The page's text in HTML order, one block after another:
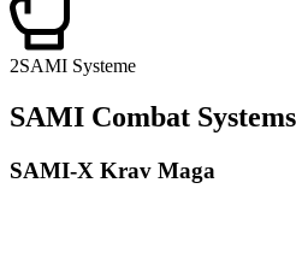
2SAMI Systeme
SAMI Combat
SAMI-X Krav Maga